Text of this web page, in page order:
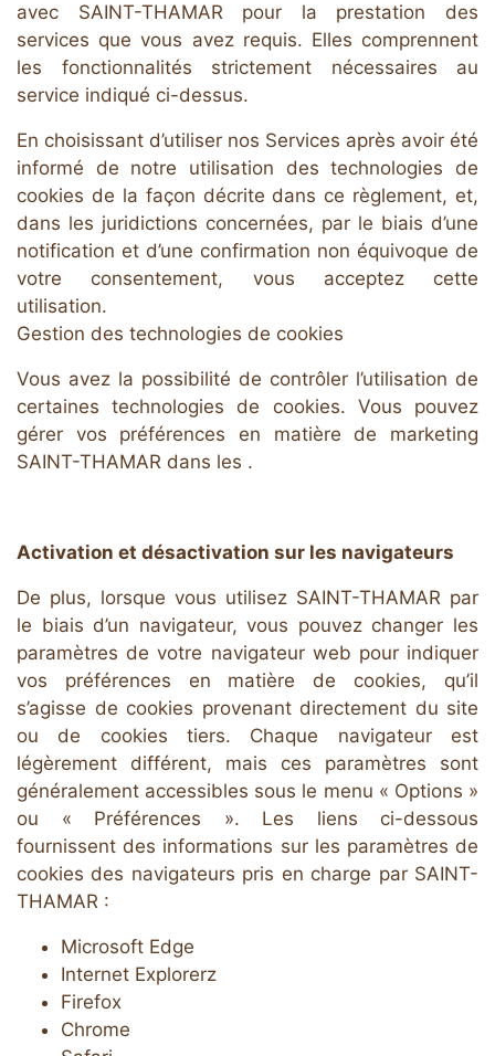
avec SAINT-THAMAR pour la prestation des
services que vous avez requis. Elles comprennent
les fonctionnalités strictement nécessaires au
service indiqué ci-dessus.
En choisissant d’utiliser nos Services après avoir été
informé de notre utilisation des technologies de
cookies de la façon décrite dans ce règlement, et,
dans les juridictions concernées, par le biais d’une
notification et d’une confirmation non équivoque de
votre consentement, vous acceptez cette
utilisation.
Gestion des technologies de cookies
Vous avez la possibilité de contrôler l’utilisation de
certaines technologies de cookies. Vous pouvez
gérer vos préférences en matière de marketing
SAINT-THAMAR dans les .
Activation et désactivation sur les navigateurs
De plus, lorsque vous utilisez SAINT-THAMAR par
le biais d’un navigateur, vous pouvez changer les
paramètres de votre navigateur web pour indiquer
vos préférences en matière de cookies, qu’il
s’agisse de cookies provenant directement du site
ou de cookies tiers. Chaque navigateur est
légèrement différent, mais ces paramètres sont
généralement accessibles sous le menu « Options »
ou « Préférences ». Les liens ci-dessous
fournissent des informations sur les paramètres de
cookies des navigateurs pris en charge par SAINT-
THAMAR :
Microsoft Edge
Internet Explorerz
Firefox
Chrome